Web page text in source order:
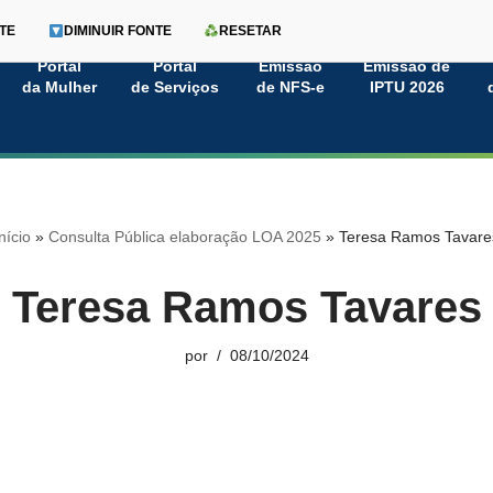
Portal
da Mulher
Portal
de Serviços
Emissão
de NFS-e
Emissão de
IPTU 2026
DIMINUIR FONTE RESETAR
» Consulta Pública elaboração LOA 2025 » Teresa Ramos
Teresa Ramos Tavares
por 08/10/2024